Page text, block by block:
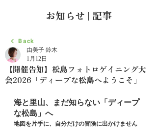
お知らせ | 記事
Back
【開催告知】松島フォトロゲイニング大
会2026「ディープな松島へようこそ」
由美子 鈴木
1月12日
海と里山、まだ知らない「ディープ
な松島」へ
地図を片手に、自分だけの冒険に出かけません